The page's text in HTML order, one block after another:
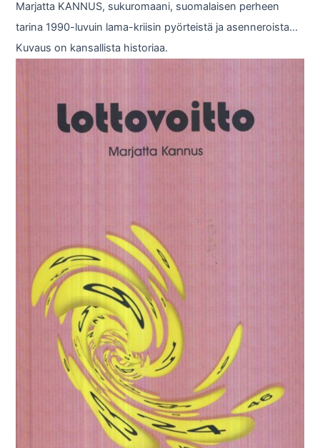
Marjatta KANNUS, sukuromaani, suomalaisen perheen
tarina 1990-luvuin lama-kriisin pyörteistä ja asenneroista…
Kuvaus on kansallista historiaa.